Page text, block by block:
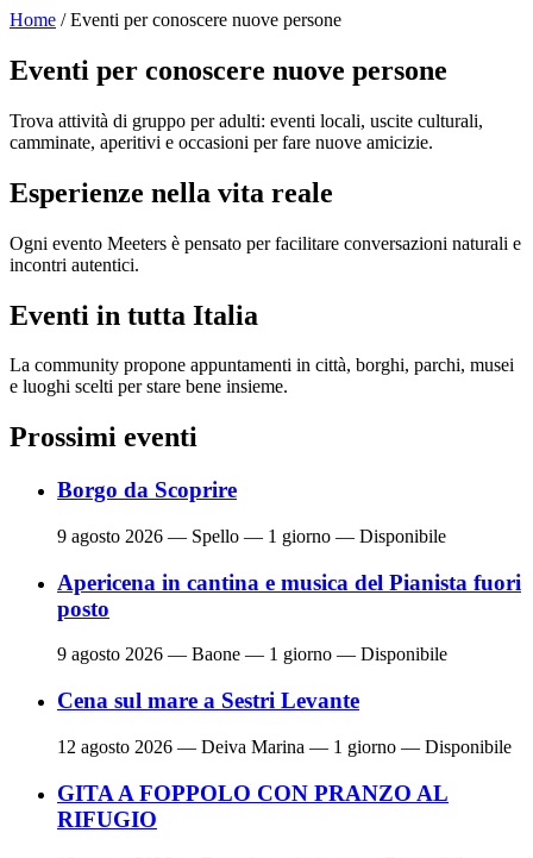
Home / Eventi per conoscere nuove persone
Eventi per conoscere nuove persone
Trova attività di gruppo per adulti: eventi locali, uscite culturali,
camminate, aperitivi e occasioni per fare nuove amicizie.
Esperienze nella vita reale
Ogni evento Meeters è pensato per facilitare conversazioni naturali e
incontri autentici.
Eventi in tutta Italia
La community propone appuntamenti in città, borghi, parchi, musei
e luoghi scelti per stare bene insieme.
Prossimi eventi
Borgo da Scoprire
9 agosto 2026 — Spello — 1 giorno — Disponibile
Apericena in cantina e musica del Pianista fuori
posto
9 agosto 2026 — Baone — 1 giorno — Disponibile
Cena sul mare a Sestri Levante
12 agosto 2026 — Deiva Marina — 1 giorno — Disponibile
GITA A FOPPOLO CON PRANZO AL
RIFUGIO